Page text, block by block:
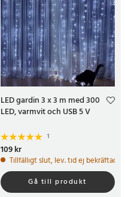
LED gardin 3 x 3 m med 300
LED, varmvit och USB 5 V
1
Pris:109 kr
109 kr
Tillfälligt slut, lev. tid ej bekräftad.
Gå till produkt